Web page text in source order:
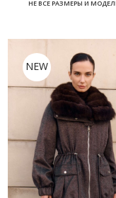
НЕ ВСЕ РАЗМЕРЫ И
NEW